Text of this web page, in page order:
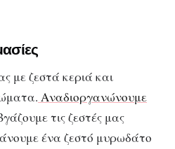
με ζεστά κεριά και
Αναδιοργανώνουμε
τις ζεστές μας
ένα ζεστό μυρωδάτο